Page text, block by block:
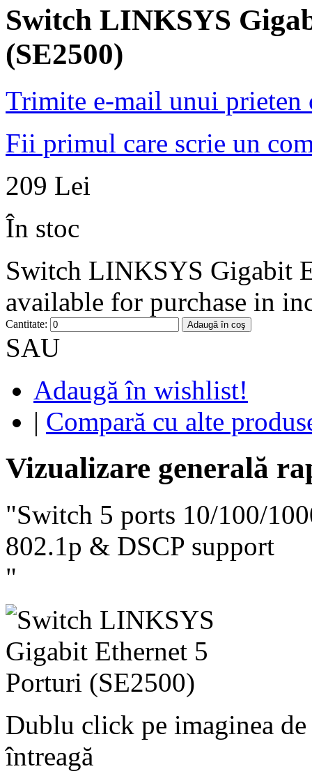
Switch LINKSYS
(SE2500)
Trimite e-mail unui prieten
Fii primul care scrie un
209 Lei
În stoc
Switch LINKSYS Gigabit
available for purchase in
Cantitate: Adaugă în coş
SAU
Adaugă în wishlist!
| Compară cu alte
Vizualizare generală
"Switch 5 ports 10/100/
802.1p & DSCP support
"
Dublu click pe imaginea de
întreagă